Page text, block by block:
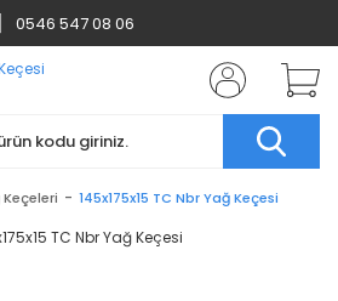
0546 547 08 06
Keçeleri 145x175x15 TC Nbr Yağ Keçesi